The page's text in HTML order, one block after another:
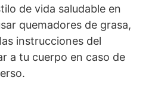
de vida saludable en
quemadores de grasa,
instrucciones del
a tu cuerpo en caso de